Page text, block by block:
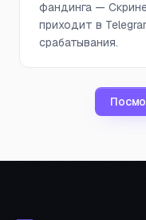
фандинга —
приходит в
срабатывания.